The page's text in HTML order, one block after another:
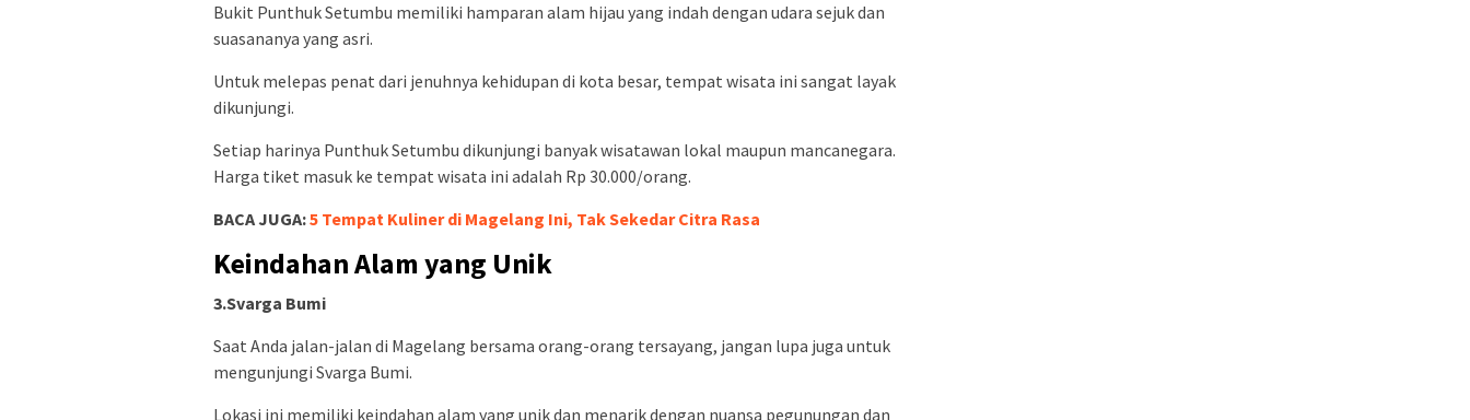
Bukit Punthuk Setumbu memiliki hamparan alam hijau yang indah dengan udara sejuk dan
suasananya yang asri.
Untuk melepas penat dari jenuhnya kehidupan di kota besar, tempat wisata ini sangat layak
dikunjungi.
Setiap harinya Punthuk Setumbu dikunjungi banyak wisatawan lokal maupun mancanegara.
Harga tiket masuk ke tempat wisata ini adalah Rp 30.000/orang.
BACA JUGA:5 Tempat Kuliner di Magelang Ini, Tak Sekedar Citra Rasa
Keindahan Alam yang Unik
3.Svarga Bumi
Saat Anda jalan-jalan di Magelang bersama orang-orang tersayang, jangan lupa juga untuk
mengunjungi Svarga Bumi.
Lokasi ini memiliki keindahan alam yang unik dan menarik dengan nuansa pegunungan dan